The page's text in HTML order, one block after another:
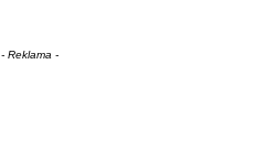
- Reklama -